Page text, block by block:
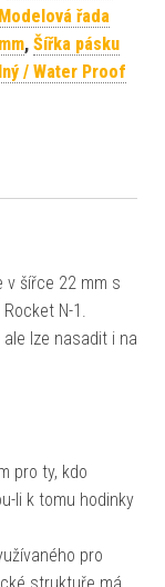
Modelová řada
, Šířka pásku
/ Water Proof
v šířce 22 mm s
N-1.
ale lze nasadit i na
pro ty, kdo
li k tomu hodinky
pro